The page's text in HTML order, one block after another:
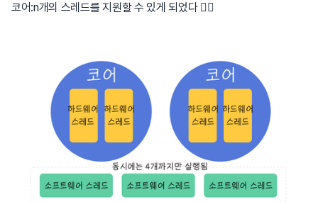
코어:n개의 스레드를 지원할 수 있게 되었다 🧘‍♀️